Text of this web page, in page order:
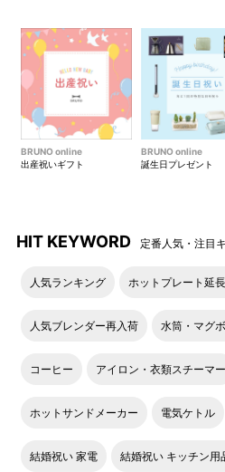
旧仕様
新
ダ
ッ
旧仕様
新
BRUNO online
出産祝いギフト
BRUNO online
誕生日プレゼント
HIT KEYWORD 定番人気・注目
人気ランキング ホットプレート延
人気ブレンダー再入荷 水筒・マグ
コーヒー アイロン・衣類スチーマー
ホットサンドメーカー 電気ケトル
結婚祝い 家電 結婚祝い キッチン用